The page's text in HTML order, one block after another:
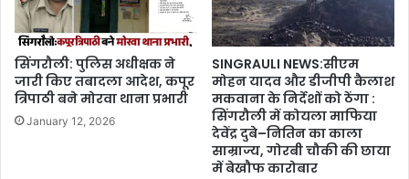
सिंगरौली: पुलिस अधीक्षक ने
जारी किए तबादला आदेश, कपूर
त्रिपाठी बने मोरवा थाना प्रभारी
January 12, 2026
SINGRAULI NEWS:सीएम
मोहन यादव और डीजीपी कैलाश
मकवाना के निर्देशों को ठेंगा :
सिंगरौली में कोयला माफिया
देवेंद्र दुबे–नितिन का काला
साम्राज्य, गोरबी चौकी की छाया
में बेखौफ कारोबार